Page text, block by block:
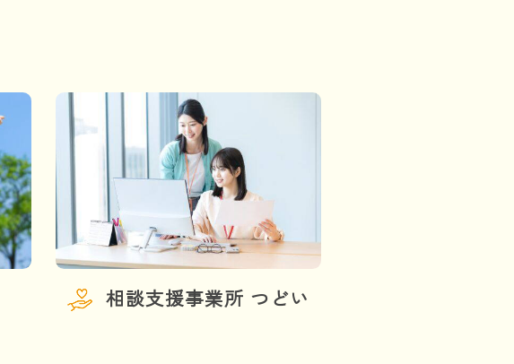
相談支援事業所 つどい